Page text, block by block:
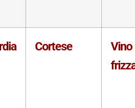
Cortese
Vino